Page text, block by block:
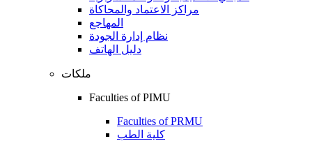
مراكز الاعتماد والمحاكاة
المهاجع
نظام إدارة الجودة
دليل الهاتف
ملكات
Faculties of PIMU
Faculties of PRMU
كلية الطب